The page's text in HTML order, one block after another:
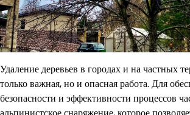
Удаление деревьев в городах и на частных
только важная, но и опасная работа. Для
безопасности и эффективности процессов